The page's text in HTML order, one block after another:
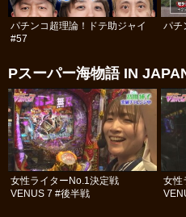
パチンコ超理論！ドテ助ジャイ
#57
パチ
Pスーパー海物語 IN
女性ライターNo.1決定戦
VENUS 7 #後半戦
女性